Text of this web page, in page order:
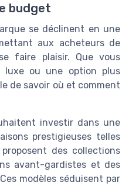
budget
se déclinent en une
aux acheteurs de
faire plaisir. Que vous
luxe ou une option plus
de savoir où et comment
investir dans une
prestigieuses telles
des collections
avant-gardistes et des
modèles séduisent par